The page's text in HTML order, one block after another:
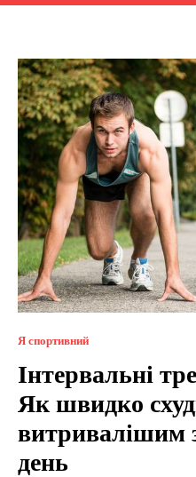
Я спортивний
Інтервальні
Як швидко
витривалішим
день